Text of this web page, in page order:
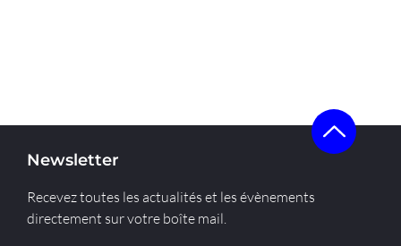
Newsletter
Recevez toutes les actualités et les évènements
directement sur votre boîte mail.